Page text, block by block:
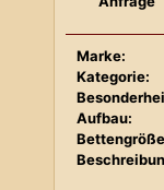
Marke:
Kategorie:
Aufbau: